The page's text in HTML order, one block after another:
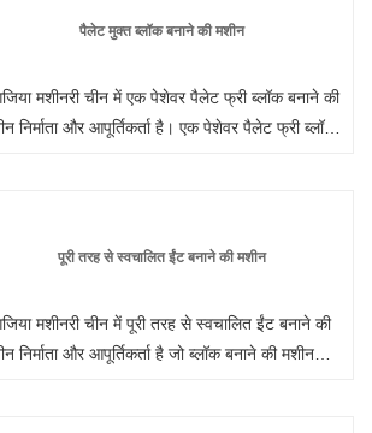
रूप में रेत, बजरी, फ्लाई ऐश, स्लैग और निर्माण अपशिष्ट
पैलेट मुक्त ब्लॉक बनाने की मशीन
मशीनरी चीन में एक पेशेवर पैलेट फ्री ब्लॉक बनाने की
निर्माता और आपूर्तिकर्ता है। एक पेशेवर पैलेट फ्री ब्लॉक
प्रदान करेगी।
पूरी तरह से स्वचालित ईंट बनाने की मशीन
मशीनरी चीन में पूरी तरह से स्वचालित ईंट बनाने की
निर्माता और आपूर्तिकर्ता है जो ब्लॉक बनाने की मशीन